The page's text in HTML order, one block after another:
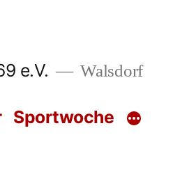
e.V.
Walsdorf
Sportwoche